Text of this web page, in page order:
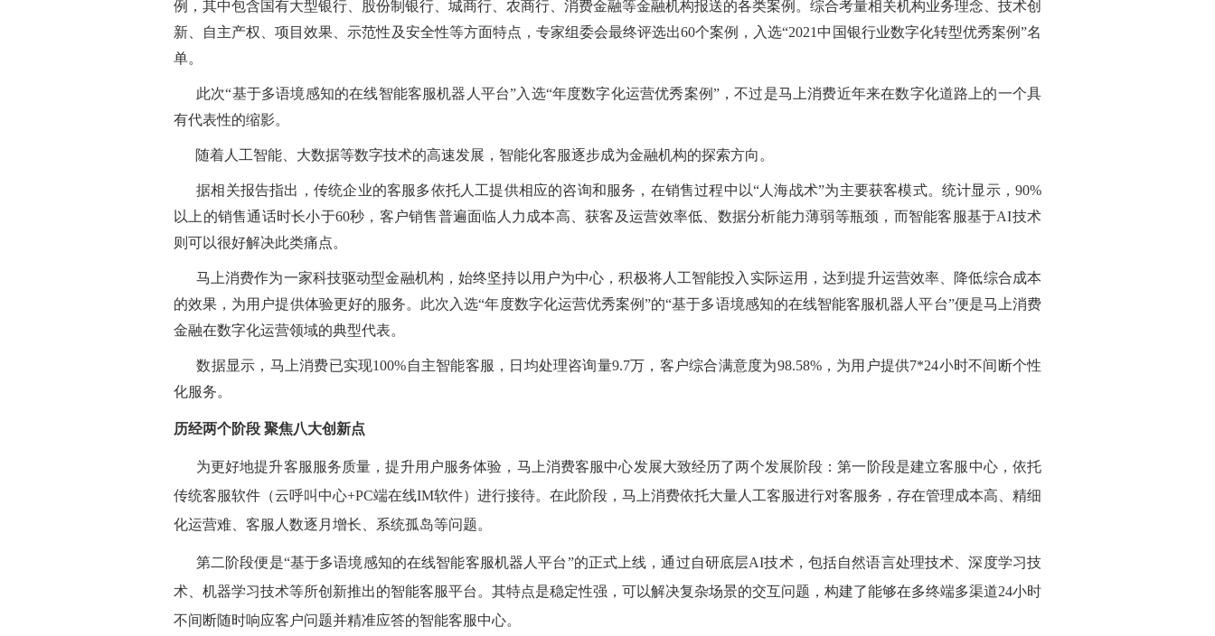
例，其中包含国有大型银行、股份制银行、城商行、农商行、消费金融等金融机构报送的各类案例。综合考量相关机构业务理念、技术创
新、自主产权、项目效果、示范性及安全性等方面特点，专家组委会最终评选出60个案例，入选“2021中国银行业数字化转型优秀案例”名
单。
此次“基于多语境感知的在线智能客服机器人平台”入选“年度数字化运营优秀案例”，不过是马上消费近年来在数字化道路上的一个具
有代表性的缩影。
随着人工智能、大数据等数字技术的高速发展，智能化客服逐步成为金融机构的探索方向。
据相关报告指出，传统企业的客服多依托人工提供相应的咨询和服务，在销售过程中以“人海战术”为主要获客模式。统计显示，90%
以上的销售通话时长小于60秒，客户销售普遍面临人力成本高、获客及运营效率低、数据分析能力薄弱等瓶颈，而智能客服基于AI技术
则可以很好解决此类痛点。
马上消费作为一家科技驱动型金融机构，始终坚持以用户为中心，积极将人工智能投入实际运用，达到提升运营效率、降低综合成本
的效果，为用户提供体验更好的服务。此次入选“年度数字化运营优秀案例”的“基于多语境感知的在线智能客服机器人平台”便是马上消费
金融在数字化运营领域的典型代表。
数据显示，马上消费已实现100%自主智能客服，日均处理咨询量9.7万，客户综合满意度为98.58%，为用户提供7*24小时不间断个性
化服务。
历经两个阶段 聚焦八大创新点
为更好地提升客服服务质量，提升用户服务体验， 马上消费客服中心发展大致经历了两个发展阶段：第一阶段是建立客服中心，依托
传统客服软件（云呼叫中心+PC端在线IM软件）进行接待。 在此阶段，马上消费依托大量人工客服进行对客服务，存在管理成本高、精细
化运营难、客服人数逐月增长、系统孤岛等问题。
第二阶段便是“基于多语境感知的在线智能客服机器人平台”的正式上线，通过自研底层AI技术，包括自然语言处理技术、深度学习技
术、机器学习技术等所创新推出的智能客服平台 。其特点是稳定性强，可以解决复杂场景的交互问题，构建了能够在多终端多渠道24小时
不间断随时响应客户问题并精准应答的智能客服中心。